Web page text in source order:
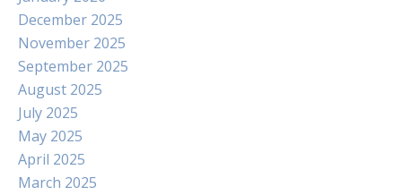
December 2025
November 2025
September 2025
August 2025
July 2025
May 2025
April 2025
March 2025